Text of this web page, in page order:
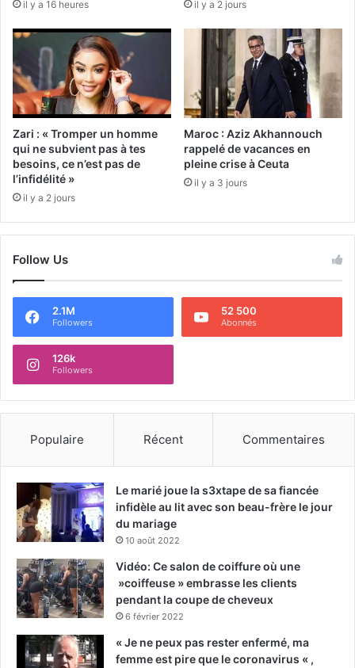
il y a 16 heures il y a 2 jours
Zari : « Tromper un homme
qui ne subvient pas à tes
besoins, ce n’est pas de
l’infidélité »
il y a 2 jours
Maroc : Aziz Akhannouch
rappelé de vacances en
pleine crise à Ceuta
il y a 3 jours
Follow Us
2.1M
Followers
52 500
Abonnés
126k
Followers
Populaire Récent Commentaires
Le marié joue la s3xtape de sa fiancée
infidèle au lit avec son beau-frère le jour
du mariage
10 août 2022
Vidéo: Ce salon de coiffure où une
»coiffeuse » embrasse les clients
pendant la coupe de cheveux
6 février 2022
« Je ne peux pas rester enfermé, ma
femme est pire que le coronavirus « ,